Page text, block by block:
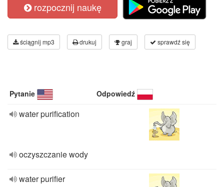
rozpocznij naukę
ściągnij mp3 drukuj graj sprawdź się
Pytanie Odpowiedź
water purification
oczyszczanie wody
water purifier